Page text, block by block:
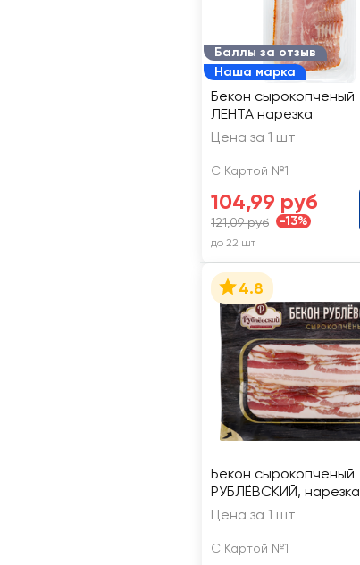
Баллы за отзыв
Наша марка
Бекон сырокопченый
ЛЕНТА нарезка
Цена за 1 шт
С Картой №1
104,99 руб
121,09 руб -13%
до 22 шт
4.8
Бекон сырокопченый
РУБЛЁВСКИЙ, нарезка
Цена за 1 шт
С Картой №1